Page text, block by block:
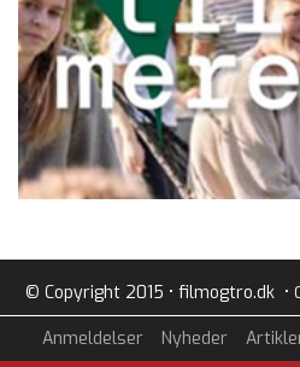
© Copyright 2015 • filmogtro.dk •
Anmeldelser Nyheder